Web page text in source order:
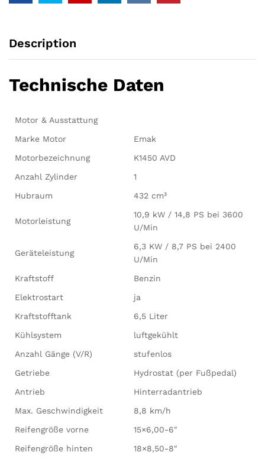
Description
Technische Daten
Motor & Ausstattung
Marke Motor
Emak
Motorbezeichnung
K1450 AVD
Anzahl Zylinder
1
Hubraum
432 cm³
Motorleistung
10,9 kW / 14,8 PS bei 3600
U/Min
Geräteleistung
6,3 KW / 8,7 PS bei 2400
U/Min
Kraftstoff
Benzin
Elektrostart
ja
Kraftstofftank
6,5 Liter
Kühlsystem
luftgekühlt
Anzahl Gänge (V/R)
stufenlos
Getriebe
Hydrostat (per Fußpedal)
Antrieb
Hinterradantrieb
Max. Geschwindigkeit
8,8 km/h
Reifengröße vorne
15×6,00-6″
Reifengröße hinten
18×8,50-8″